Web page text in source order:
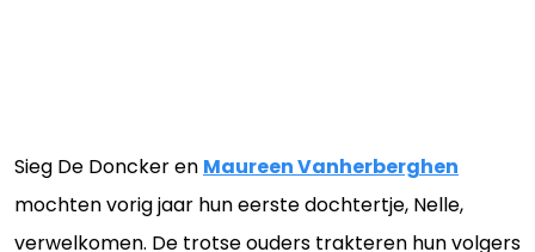
Sieg De Doncker en Maureen Vanherberghen
mochten vorig jaar hun eerste dochtertje, Nelle,
verwelkomen. De trotse ouders trakteren hun volgers